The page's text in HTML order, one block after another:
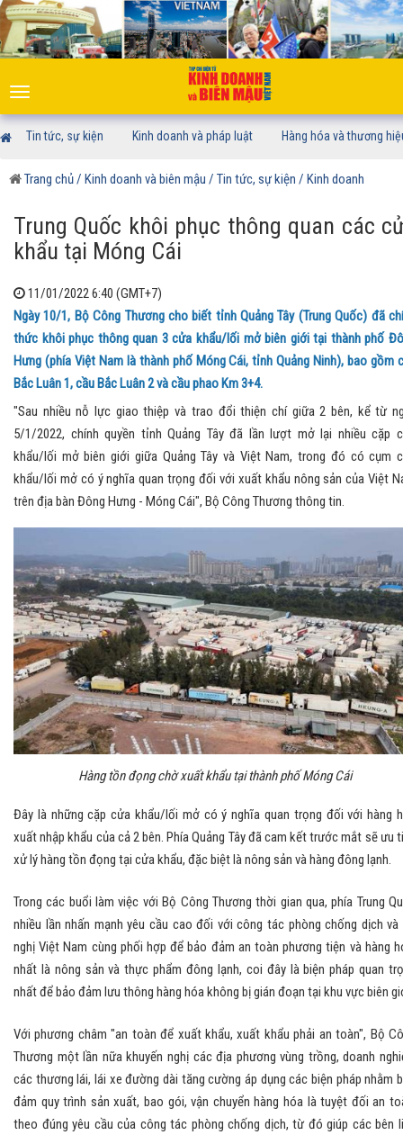
Toggle
navigation
Tin tức, sự kiện Kinh doanh và pháp luật Hàng hóa và thương
Trang chủ/ Kinh doanh và biên mậu / Tin tức, sự kiện / Kinh doanh
Trung Quốc khôi phục thông quan các
khẩu tại Móng Cái
11/01/2022 6:40 (GMT+7)
Ngày 10/1, Bộ Công Thương cho biết tỉnh Quảng Tây (Trung Quốc) đã
thức khôi phục thông quan 3 cửa khẩu/lối mở biên giới tại thành phố
Hưng (phía Việt Nam là thành phố Móng Cái, tỉnh Quảng Ninh), bao gồm
Bắc Luân 1, cầu Bắc Luân 2 và cầu phao Km 3+4.
"Sau nhiều nỗ lực giao thiệp và trao đổi thiện chí giữa 2 bên, kể từ
5/1/2022, chính quyền tỉnh Quảng Tây đã lần lượt mở lại nhiều cặp
khẩu/lối mở biên giới giữa Quảng Tây và Việt Nam, trong đó có cụm
khẩu/lối mở có ý nghĩa quan trọng đối với xuất khẩu nông sản của Việt
trên địa bàn Đông Hưng - Móng Cái", Bộ Công Thương thông tin.
Hàng tồn đọng chờ xuất khẩu tại thành phố Móng Cái
Đây là những cặp cửa khẩu/lối mở có ý nghĩa quan trọng đối với hàng
xuất nhập khẩu của cả 2 bên. Phía Quảng Tây đã cam kết trước mắt sẽ ưu
xử lý hàng tồn đọng tại cửa khẩu, đặc biệt là nông sản và hàng đông lạnh.
Trong các buổi làm việc với Bộ Công Thương thời gian qua, phía Trung
nhiều lần nhấn mạnh yêu cầu cao đối với công tác phòng chống dịch và
nghị Việt Nam cùng phối hợp để bảo đảm an toàn phương tiện và hàng
nhất là nông sản và thực phẩm đông lạnh, coi đây là biện pháp quan
nhất để bảo đảm lưu thông hàng hóa không bị gián đoạn tại khu vực biên
Với phương châm "an toàn để xuất khẩu, xuất khẩu phải an toàn", Bộ
Thương một lần nữa khuyến nghị các địa phương vùng trồng, doanh
các thương lái, lái xe đường dài tăng cường áp dụng các biện pháp nhằm
đảm quy trình sản xuất, bao gói, vận chuyển hàng hóa là tuyệt đối an
theo đúng yêu cầu của công tác phòng chống dịch, từ đó giúp các bên